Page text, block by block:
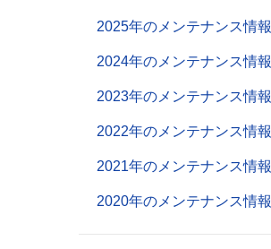
2025年のメンテナンス情報
2024年のメンテナンス情報
2023年のメンテナンス情報
2022年のメンテナンス情報
2021年のメンテナンス情報
2020年のメンテナンス情報